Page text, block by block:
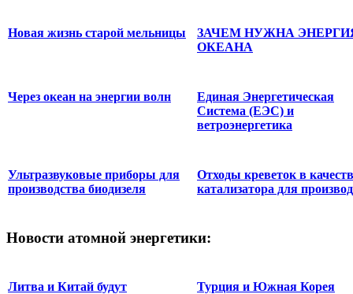
Новая жизнь старой мельницы
ЗАЧЕМ НУЖНА
ОКЕАНА
Через океан на энергии волн
Единая Энергетическая
Система (ЕЭС) и
ветроэнергетика
Ультразвуковые приборы для
производства биодизеля
Отходы креветок в
катализатора для
Новости атомной энергетики:
Литва и Китай будут
Турция и Южная Корея